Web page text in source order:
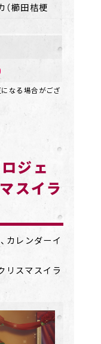
（櫛田桔梗
なる場合がござ
ジェ
スイラ
カレンダーイ
リスマスイラ